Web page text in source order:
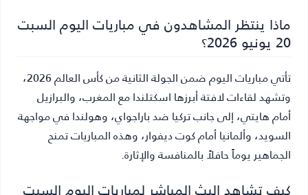
ماذا ينتظر المشاهدون في مباريات اليوم السبت
20 يونيو 2026؟
تأتي مباريات اليوم ضمن الجولة الثانية من كأس العالم 2026،
وتشهد لقاءات لافتة أبرزها اسكتلندا مع المغرب، والبرازيل
أمام هايتي، إلى جانب تركيا ضد باراجواي، وهولندا في مواجهة
السويد، وألمانيا أمام كوت ديفوار، وهذه المباريات تمنح
الجماهير يوماً حافلاً بالمنافسة والإثارة.
كيف تشاهد البث المباشر لمباريات اليوم السبت